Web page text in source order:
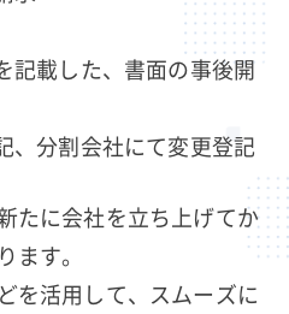
記載した、書面の事後開
、分割会社にて変更登記
たに会社を立ち上げてか
ます。
を活用して、スムーズに